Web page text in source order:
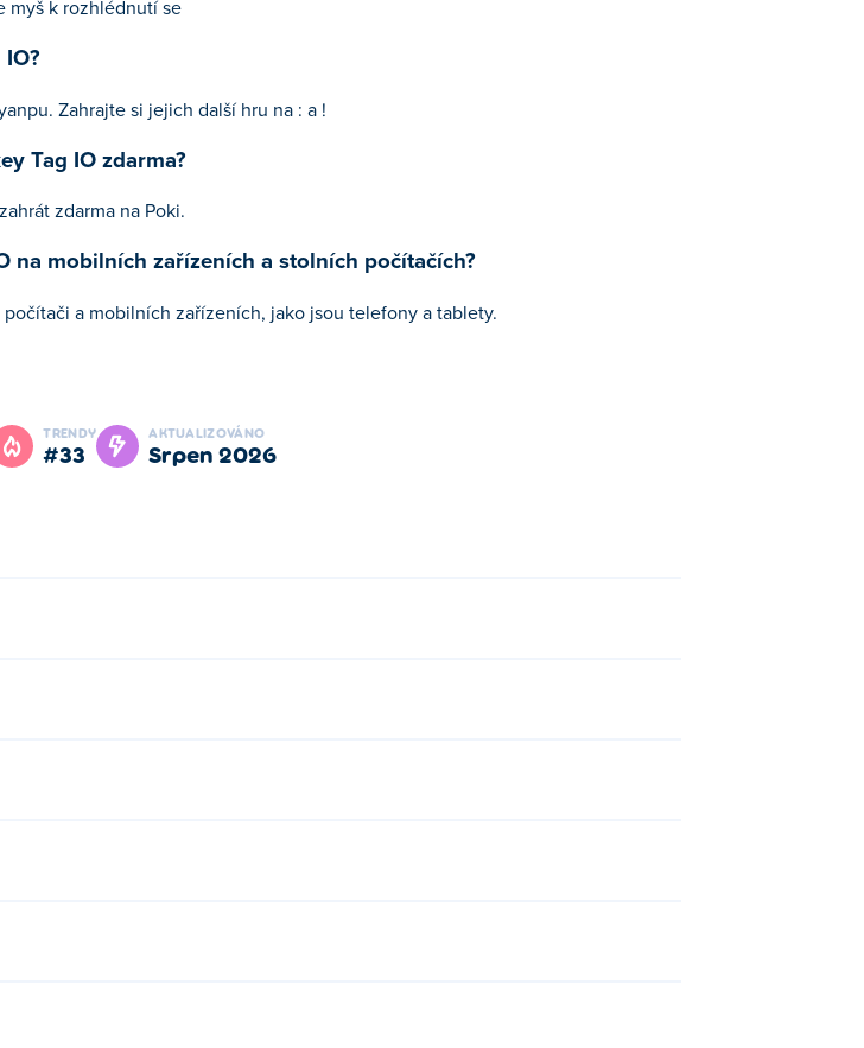
myš k rozhlédnutí se
Zahrajte si jejich další hru na : a !
Tag IO zdarma?
zdarma na Poki.
na mobilních zařízeních a stolních počítačích?
počítači a mobilních zařízeních, jako jsou telefony a tablety.
vybraných Opice Hry.
TRENDY
#33
AKTUALIZOVÁNO
srpen 2026